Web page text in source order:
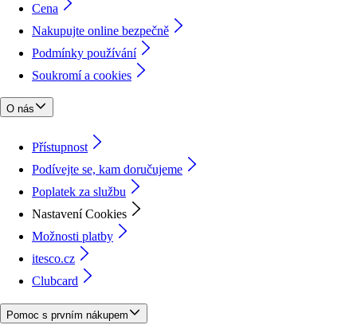
Cena
Nakupujte online bezpečně
Podmínky používání
Soukromí a cookies
O nás
Přístupnost
Podívejte se, kam doručujeme
Poplatek za službu
Nastavení Cookies
Možnosti platby
itesco.cz
Clubcard
Pomoc s prvním nákupem